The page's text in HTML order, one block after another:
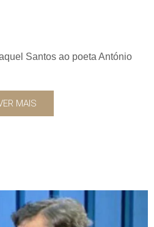
Santos ao poeta António
MAIS